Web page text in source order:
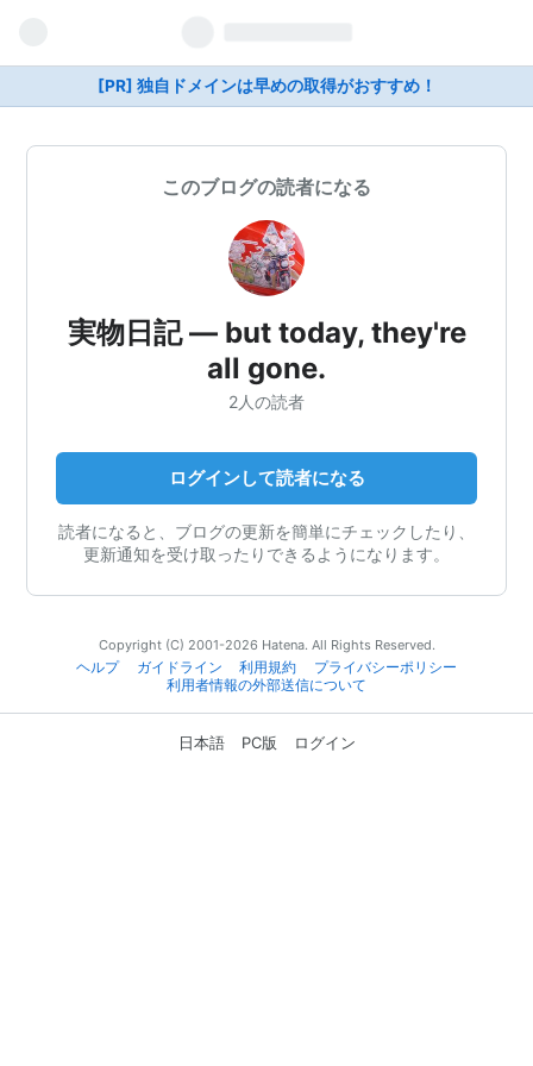
[PR] 独自ドメインは早めの取得がおすすめ！
このブログの読者になる
実物日記 ― but today, they're
all gone.
2人の読者
ログインして読者になる
読者になると、ブログの更新を簡単にチェックしたり、
更新通知を受け取ったりできるようになります。
Copyright (C) 2001-2026 Hatena. All Rights Reserved.
ヘルプ
ガイドライン 利用規約
プライバシーポリシー
利用者情報の外部送信について
日本語 PC版 ログイン